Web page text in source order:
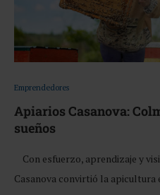
Emprendedores
Apiarios Casanova:
sueños
Con esfuerzo, aprendizaje y
Casanova convirtió la apicultura